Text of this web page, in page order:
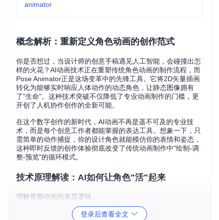
animator
概念解析：重新定义角色动画的创作范式
你是否想过，当设计师的创意手稿遇见人工智能，会碰撞出怎
样的火花？AI动画技术正在重塑传统角色动画的制作流程，而
Pose Animator正是这场变革中的先锋工具。它将2D矢量插画
转化为能够实时响应人体动作的动态角色，让静态图像拥有
了"生命"。这种技术突破不仅降低了专业动画制作的门槛，更
开创了人机协作创作的全新可能。
在这个数字创作的新时代，AI动画不再是遥不可及的专业技
术，而是每个创意工作者都能掌握的表达工具。想象一下，只
需简单的动作捕捉，你的设计角色就能模仿你的表情和姿态，
这种即时反馈的创作体验彻底改变了传统动画制作中"绘制-调
整-预览"的循环模式。
技术原理解读：AI如何让角色"活"起来
理解骨骼动画的底层逻辑
角色动画的核心奥秘在于骨骼系统与表面渲染的分离设计。就
登录后查看全文